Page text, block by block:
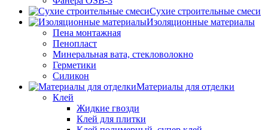
Сухие строительные смеси
Изоляционные материалы
Пена монтажная
Пенопласт
Минеральная вата, стекловолокно
Герметики
Силикон
Материалы для отделки
Клей
Жидкие гвозди
Клей для плитки